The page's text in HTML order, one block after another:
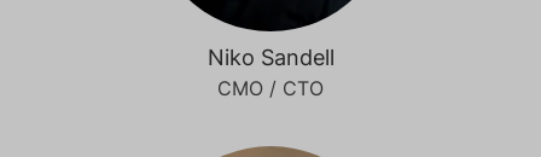
Niko Sandell
CMO / CTO